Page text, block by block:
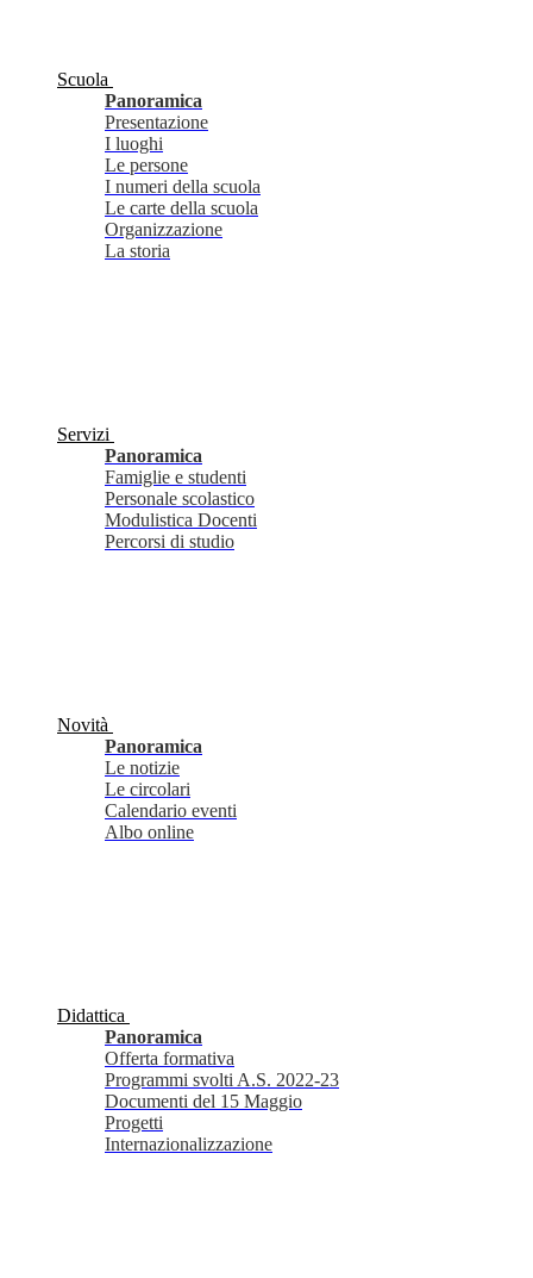
Scuola
Panoramica
Presentazione
I luoghi
Le persone
I numeri della scuola
Le carte della scuola
Organizzazione
La storia
Servizi
Panoramica
Famiglie e studenti
Personale scolastico
Modulistica Docenti
Percorsi di studio
Novità
Panoramica
Le notizie
Le circolari
Calendario eventi
Albo online
Didattica
Panoramica
Offerta formativa
Programmi svolti A.S. 2022-23
Documenti del 15 Maggio
Progetti
Internazionalizzazione